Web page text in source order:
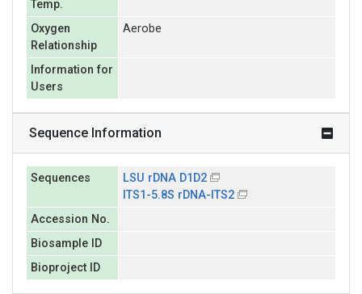
Temp.
Oxygen
Relationship
Aerobe
Information for
Users
Sequence Information
Sequences
LSU rDNA D1D2
ITS1-5.8S rDNA-ITS2
Accession No.
Biosample ID
Bioproject ID